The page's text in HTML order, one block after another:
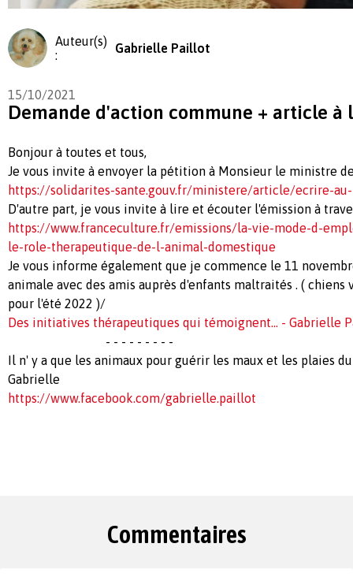
Auteur(s)
:
Gabrielle Paillot
15/10/2021
Demande d'action commune + article à
Bonjour à toutes et tous,
Je vous invite à envoyer la pétition à Monsieur le ministre
https://solidarites-sante.gouv.fr/ministere/article/ecrire-
D'autre part, je vous invite à lire et écouter l'émission à
https://www.franceculture.fr/emissions/la-vie-mode-d-
le-role-therapeutique-de-l-animal-domestique
Je vous informe également que je commence le 11
animale avec des amis auprès d'enfants maltraités . (
pour l'été 2022 )/
Des initiatives thérapeutiques qui témoignent... - Gabrielle
- - - - - - - - -
Il n' y a que les animaux pour guérir les maux et les plaies
Gabrielle
https://www.facebook.com/gabrielle.paillot
Commentaires